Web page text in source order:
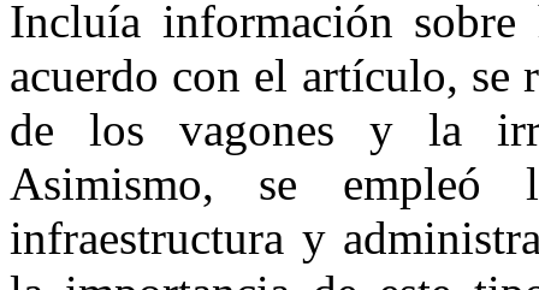
Incluía información
acuerdo con el artículo, se
de los vagones y la
Asimismo, se empleó
infraestructura y